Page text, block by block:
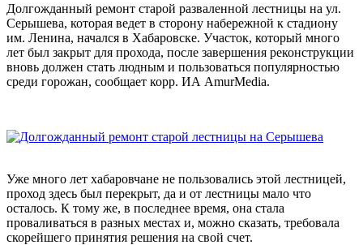
Долгожданный ремонт старой разваленной лестницы на ул.
Серышева, которая ведет в сторону набережной к стадиону
им. Ленина, начался в Хабаровске. Участок, который много
лет был закрыт для прохода, после завершения реконструкции
вновь должен стать людным и пользоваться популярностью
среди горожан, сообщает корр. ИА AmurMedia.
Уже много лет хабаровчане не пользовались этой лестницей,
проход здесь был перекрыт, да и от лестницы мало что
осталось. К тому же, в последнее время, она стала
проваливаться в разных местах и, можно сказать, требовала
скорейшего принятия решения на свой счет.